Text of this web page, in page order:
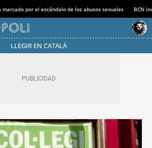
marcado por el escándalo de los abusos sexuales BCN
LLEGIR EN CATALÀ